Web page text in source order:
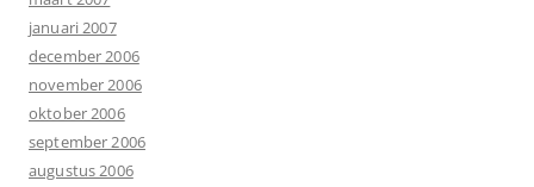
januari 2007
december 2006
november 2006
oktober 2006
september 2006
augustus 2006